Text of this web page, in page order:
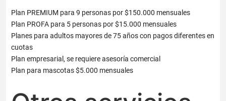
Plan PREMIUM para 9 personas por $150.000 mensuales
Plan PROFA para 5 personas por $15.000 mensuales
Planes para adultos mayores de 75 años con pagos diferentes en
cuotas
Plan empresarial, se requiere asesoría comercial
Plan para mascotas $5.000 mensuales